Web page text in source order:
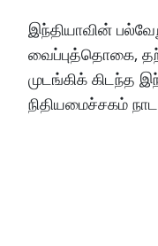
இந்தியாவின்
வைப்புத்தொகை,
முடங்கிக் கிடந்த
நிதியமைச்சகம்